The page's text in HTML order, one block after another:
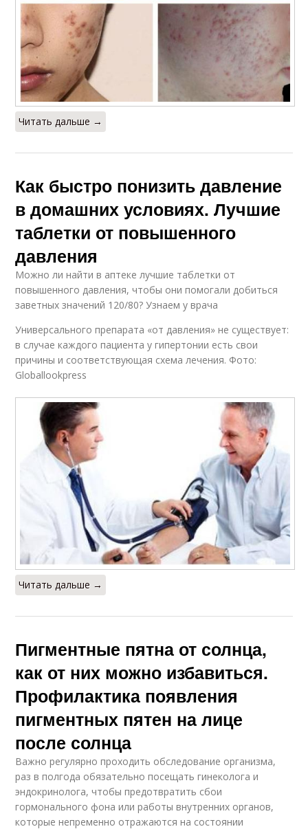
Читать дальше →
Как быстро понизить давление
в домашних условиях. Лучшие
таблетки от повышенного
давления
Можно ли найти в аптеке лучшие таблетки от
повышенного давления, чтобы они помогали добиться
заветных значений 120/80? Узнаем у врача
Универсального препарата «от давления» не существует:
в случае каждого пациента у гипертонии есть свои
причины и соответствующая схема лечения. Фото:
Globallookpress
Читать дальше →
Пигментные пятна от солнца,
как от них можно избавиться.
Профилактика появления
пигментных пятен на лице
после солнца
Важно регулярно проходить обследование организма,
раз в полгода обязательно посещать гинеколога и
эндокринолога, чтобы предотвратить сбои
гормонального фона или работы внутренних органов,
которые непременно отражаются на состоянии